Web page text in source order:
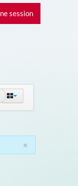
session
×